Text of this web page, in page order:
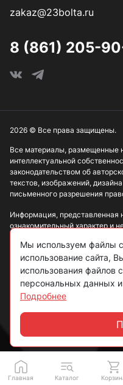
М2,5
М3
М6
М8
М10
М12
М14
zakaz@23bolta.ru
8 (861) 205-
Все материалы, размещенные
интеллектуальной
законодательством об
текстов, изображений,
письменного разрешения
Информация, представленная
ознакомительный характер и
Политика конфиденциальности
Согласие на обработку данных
Пользовательское соглашение
2026 © Все права защищены.
Главная Каталог
Мы используем файлы
использование сайта,
использования файлов
персональных данных
Подробнее